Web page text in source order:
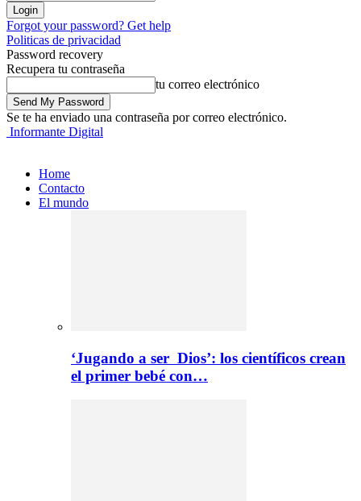
Forgot your password? Get help
Politicas de privacidad
Password recovery
Recupera tu contraseña
tu correo electrónico
Se te ha enviado una contraseña por correo electrónico.
Informante Digital
Home
Contacto
El mundo
‘Jugando a ser Dios’: los científicos crean
el primer bebé con…